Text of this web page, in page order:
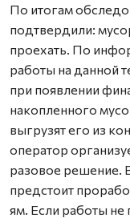
По итогам
подтвердили:
проехать. По
работы на данной
при появлении
накопленного
выгрузят его из
оператор
разовое решение.
предстоит
ям. Если работы не